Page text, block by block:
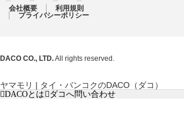
会社概要
利用規則
プライバシーポリシー
DACO CO., LTD.All rights reserved.
ヤマモリ | タイ・バンコクのDACO（ダコ）
DACOとは ダコへ問い合わせ